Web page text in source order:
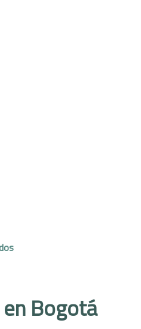
Bogotá